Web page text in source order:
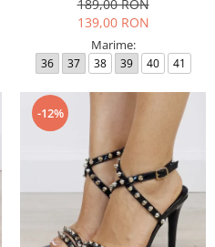
189,00 RON
139,00 RON
Marime:
36 37 38 39 40 41
-12%